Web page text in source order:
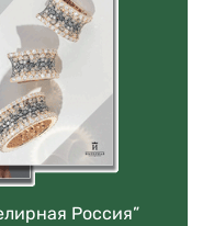
Россия”